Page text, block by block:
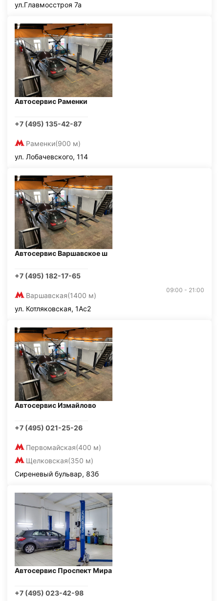
ул.Главмосстроя 7а
Автосервис Раменки
+7 (495) 135-42-87
Раменки(900 м)
ул. Лобачевского, 114
Автосервис Варшавское ш
+7 (495) 182-17-65
Варшавская(1400 м)
09:00 - 21:00
ул. Котляковская, 1Ас2
Автосервис Измайлово
+7 (495) 021-25-26
Первомайская(400 м)
Щелковская(350 м)
Сиреневый бульвар, 83б
Автосервис Проспект Мира
+7 (495) 023-42-98